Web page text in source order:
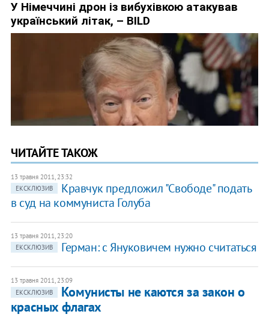
ЧИТАЙТЕ ТАКОЖ
13 травня 2011, 23:32
ЕКСКЛЮЗИВ
Кравчук предложил "Свободе" подать
в суд на коммуниста Голуба
13 травня 2011, 23:20
ЕКСКЛЮЗИВ
Герман: с Януковичем нужно считаться
13 травня 2011, 23:09
ЕКСКЛЮЗИВ
Комунисты не каются за закон о
красных флагах